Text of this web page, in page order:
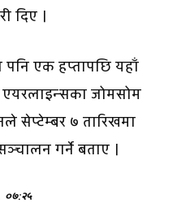
दिए ।
एक हप्तापछि यहाँ
एयरलाइन्सका जोमसोम
सेप्टेम्बर ७ तारिखमा
गर्ने बताए ।
०७:२५